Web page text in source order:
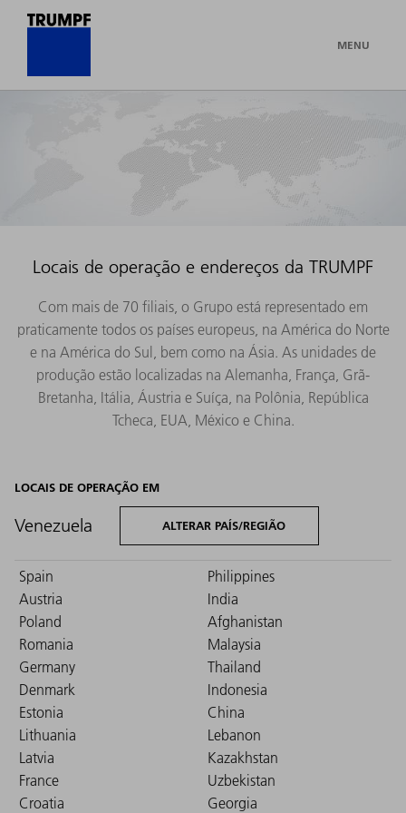
MENU
Locais de operação e endereços da TRUMPF
Com mais de 70 filiais, o Grupo está representado em
praticamente todos os países europeus, na América do Norte
e na América do Sul, bem como na Ásia. As unidades de
produção estão localizadas na Alemanha, França, Grã-
Bretanha, Itália, Áustria e Suíça, na Polônia, República
Tcheca, EUA, México e China.
LOCAIS DE OPERAÇÃO EM
Venezuela ALTERAR PAÍS/REGIÃO
Spain
Austria
Poland
Romania
Germany
Denmark
Estonia
Lithuania
Latvia
France
Croatia
Philippines
India
Afghanistan
Malaysia
Thailand
Indonesia
China
Lebanon
Kazakhstan
Uzbekistan
Georgia